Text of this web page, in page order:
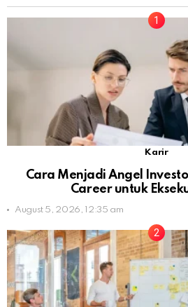
Karir
Cara Menjadi Angel
Career untuk
August 5, 2026, 12:35 am